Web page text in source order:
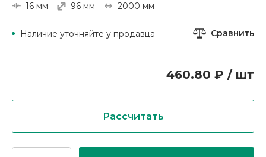
16 мм 96 мм 2000 мм
Наличие уточняйте у продавца Сравнить
460.80 ₽ / шт
Рассчитать